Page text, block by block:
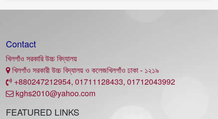
Contact
খিলগাঁও সরকারি উচ্চ বিদ্যালয়
খিলগাঁও সরকারী উচ্চ বিদ্যালয় ও কলেজখিলগাঁও ঢাকা - ১২১৯
+880247212954, 01711128433, 01712043992
kghs2010@yahoo.com
FEATURED LINKS